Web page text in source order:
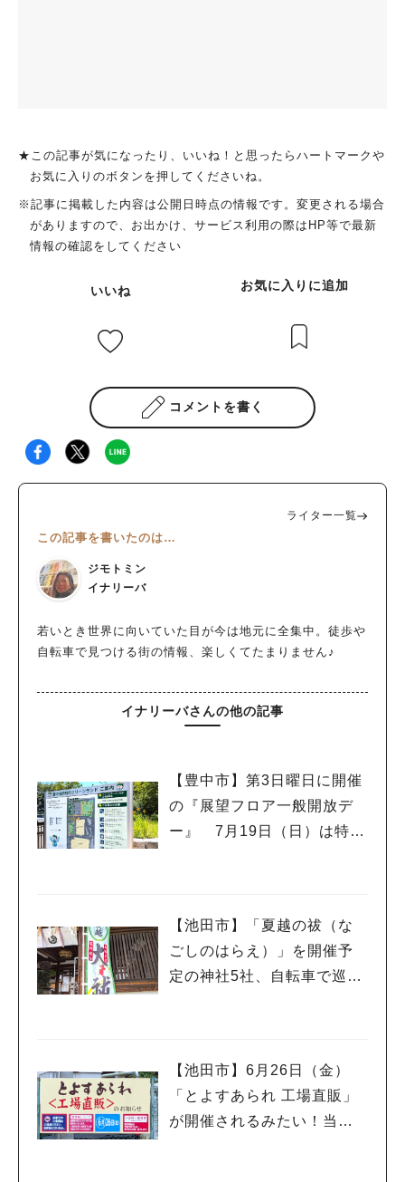
★この記事が気になったり、いいね！と思ったらハートマークや
お気に入りのボタンを押してくださいね。
※記事に掲載した内容は公開日時点の情報です。変更される場合
がありますので、お出かけ、サービス利用の際はHP等で最新
情報の確認をしてください
いいね お気に入りに追加
コメントを書く
ライター一覧
この記事を書いたのは…
ジモトミン
イナリーバ
若いとき世界に向いていた目が今は地元に全集中。徒歩や
自転車で見つける街の情報、楽しくてたまりません♪
イナリーバさんの他の記事
【豊中市】第3日曜日に開催
の『展望フロア一般開放デ
ー』 7月19日（日）は特別
【池田市】「夏越の祓（な
ごしのはらえ）」を開催予
定の神社5社、自転車で巡っ
【池田市】6月26日（金）
「とよすあられ 工場直販」
が開催されるみたい！当日